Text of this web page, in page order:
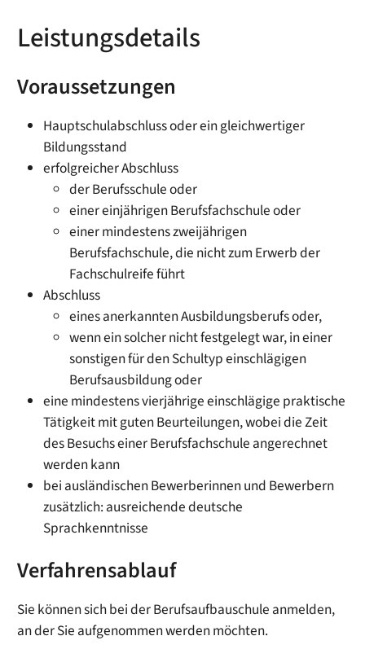
Leistungsdetails
Voraussetzungen
Hauptschulabschluss oder ein gleichwertiger
Bildungsstand
erfolgreicher Abschluss
der Berufsschule oder
einer einjährigen Berufsfachschule oder
einer mindestens zweijährigen
Berufsfachschule, die nicht zum Erwerb der
Fachschulreife führt
Abschluss
eines anerkannten Ausbildungsberufs oder,
wenn ein solcher nicht festgelegt war, in einer
sonstigen für den Schultyp einschlägigen
Berufsausbildung oder
eine mindestens vierjährige einschlägige praktische
Tätigkeit mit guten Beurteilungen, wobei die Zeit
des Besuchs einer Berufsfachschule angerechnet
werden kann
bei ausländischen Bewerberinnen und Bewerbern
zusätzlich: ausreichende deutsche
Sprachkenntnisse
Verfahrensablauf
Sie können sich bei der Berufsaufbauschule anmelden,
an der Sie aufgenommen werden möchten.